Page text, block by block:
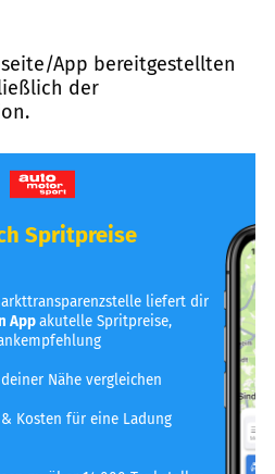
App bereitgestellten
der
Spritpreise
liefert dir
Appakutelle Spritpreise,
Nähe vergleichen
Kosten für eine Ladung